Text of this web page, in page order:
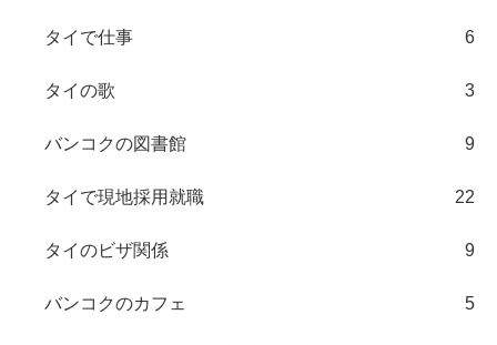
タイで仕事 6
タイの歌 3
バンコクの図書館 9
タイで現地採用就職 22
タイのビザ関係 9
バンコクのカフェ 5